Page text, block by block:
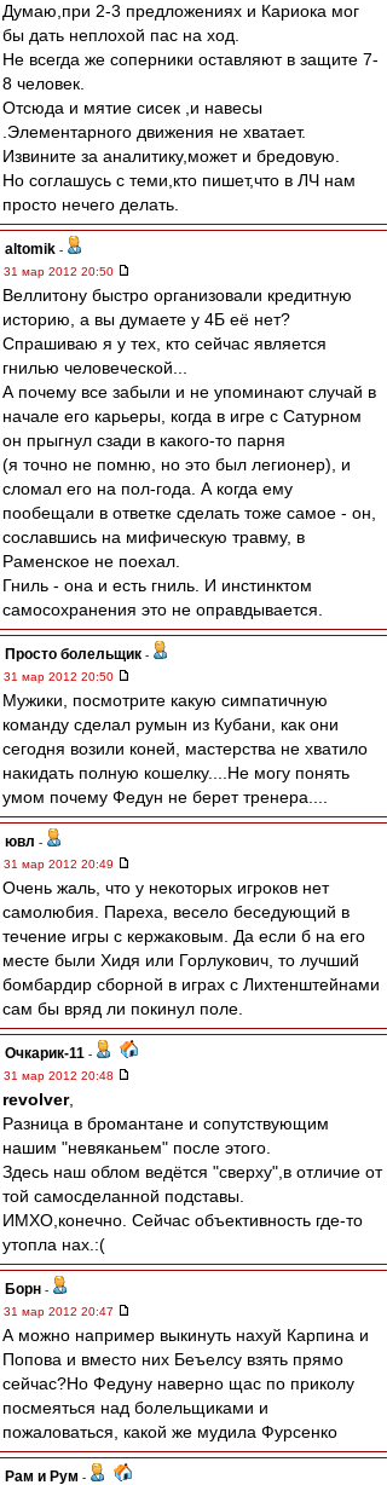
Думаю,при 2-3 предложениях и Кариока мог
бы дать неплохой пас на ход.
Не всегда же соперники оставляют в защите 7-
8 человек.
Отсюда и мятие сисек ,и навесы
.Элементарного движения не хватает.
Извините за аналитику,может и бредовую.
Но соглашусь с теми,кто пишет,что в ЛЧ нам
просто нечего делать.
altomik -
31 мар 2012 20:50
Веллитону быстро организовали кредитную
историю, а вы думаете у 4Б её нет?
Спрашиваю я у тех, кто сейчас является
гнилью человеческой...
А почему все забыли и не упоминают случай в
начале его карьеры, когда в игре с Сатурном
он прыгнул сзади в какого-то парня
(я точно не помню, но это был легионер), и
сломал его на пол-года. А когда ему
пообещали в ответке сделать тоже самое - он,
сославшись на мифическую травму, в
Раменское не поехал.
Гниль - она и есть гниль. И инстинктом
самосохранения это не оправдывается.
Просто болельщик -
31 мар 2012 20:50
Мужики, посмотрите какую симпатичную
команду сделал румын из Кубани, как они
сегодня возили коней, мастерства не хватило
накидать полную кошелку....Не могу понять
умом почему Федун не берет тренера....
ювл -
31 мар 2012 20:49
Очень жаль, что у некоторых игроков нет
самолюбия. Пареха, весело беседующий в
течение игры с кержаковым. Да если б на его
месте были Хидя или Горлукович, то лучший
бомбардир сборной в играх с Лихтенштейнами
сам бы вряд ли покинул поле.
Очкарик-11 -
31 мар 2012 20:48
revolver,
Разница в бромантане и сопутствующим
нашим "невяканьем" после этого.
Здесь наш облом ведётся "сверху",в отличие от
той самосделанной подставы.
ИМХО,конечно. Сейчас объективность где-то
утопла нах.:(
Борн -
31 мар 2012 20:47
А можно например выкинуть нахуй Карпина и
Попова и вместо них Беъелсу взять прямо
сейчас?Но Федуну наверно щас по приколу
посмеяться над болельщиками и
пожаловаться, какой же мудила Фурсенко
Рам и Рум -